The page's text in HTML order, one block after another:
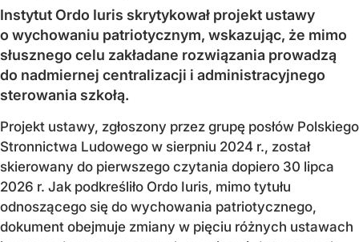
Instytut Ordo Iuris skrytykował projekt ustawy
o wychowaniu patriotycznym, wskazując, że mimo
słusznego celu zakładane rozwiązania prowadzą
do nadmiernej centralizacji i administracyjnego
sterowania szkołą.
Projekt ustawy, zgłoszony przez grupę posłów Polskiego
Stronnictwa Ludowego w sierpniu 2024 r., został
skierowany do pierwszego czytania dopiero 30 lipca
2026 r. Jak podkreśliło Ordo Iuris, mimo tytułu
odnoszącego się do wychowania patriotycznego,
dokument obejmuje zmiany w pięciu różnych ustawach